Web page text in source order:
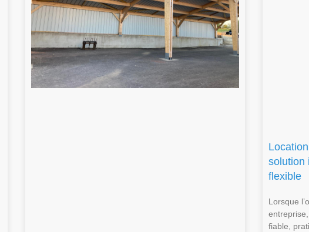
solution
flexible
Lorsque
fiable,